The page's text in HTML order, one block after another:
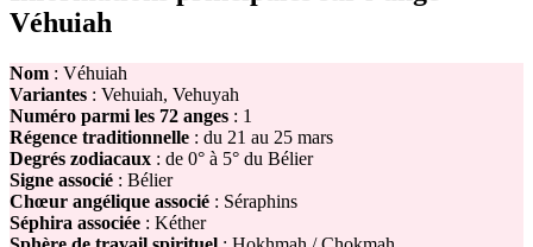
Véhuiah
Nom : Véhuiah
Variantes : Vehuiah, Vehuyah
Numéro parmi les 72 anges : 1
Régence traditionnelle : du 21 au 25 mars
Degrés zodiacaux : de 0° à 5° du Bélier
Signe associé : Bélier
Chœur angélique associé : Séraphins
Séphira associée : Kéther